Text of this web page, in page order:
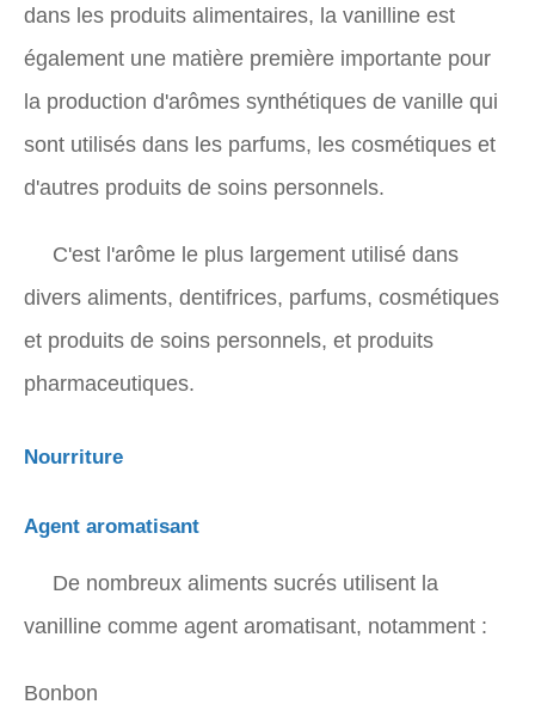
dans les produits alimentaires, la vanilline est
également une matière première importante pour
la production d'arômes synthétiques de vanille qui
sont utilisés dans les parfums, les cosmétiques et
d'autres produits de soins personnels.
C'est l'arôme le plus largement utilisé dans
divers aliments, dentifrices, parfums, cosmétiques
et produits de soins personnels, et produits
pharmaceutiques.
Nourriture
Agent aromatisant
De nombreux aliments sucrés utilisent la
vanilline comme agent aromatisant, notamment :
Bonbon